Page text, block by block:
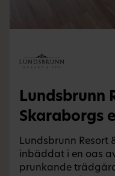
Lundsbrunn
Skaraborgs
Lundsbrunn Resort
inbäddat i en oas
prunkande